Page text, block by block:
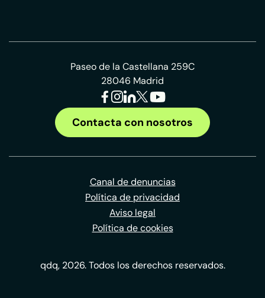
Paseo de la Castellana 259C
28046 Madrid
Contacta con nosotros
Canal de denuncias
Política de privacidad
Aviso legal
Política de cookies
qdq, 2026. Todos los derechos reservados.